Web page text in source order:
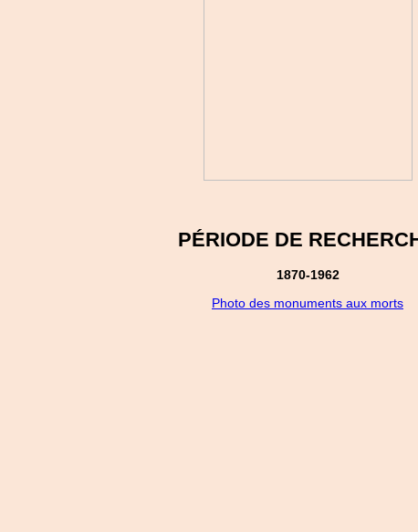
PÉRIODE DE
1870-1962
Photo des monuments aux morts